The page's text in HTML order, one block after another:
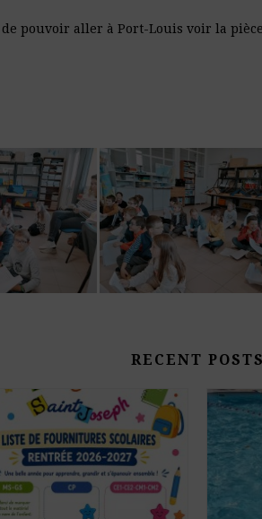
pouvoir aller à Port-Louis voir la
RECENT POSTS